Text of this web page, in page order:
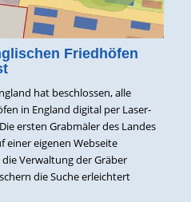
Friedhöfen
hat beschlossen, alle
in England digital per Laser-
ersten Grabmäler des Landes
einer eigenen Webseite
Verwaltung der Gräber
die Suche erleichtert